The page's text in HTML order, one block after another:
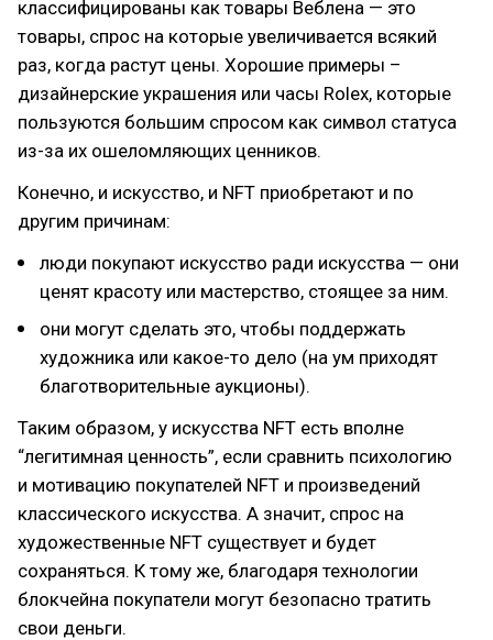
классифицированы как товары Веблена — это
товары, спрос на которые увеличивается всякий
раз, когда растут цены. Хорошие примеры –
дизайнерские украшения или часы Rolex, которые
пользуются большим спросом как символ статуса
из-за их ошеломляющих ценников.
Конечно, и искусство, и NFT приобретают и по
другим причинам:
люди покупают искусство ради искусства — они
ценят красоту или мастерство, стоящее за ним.
они могут сделать это, чтобы поддержать
художника или какое-то дело (на ум приходят
благотворительные аукционы).
Таким образом, у искусства NFT есть вполне
“легитимная ценность”, если сравнить психологию
и мотивацию покупателей NFT и произведений
классического искусства. А значит, спрос на
художественные NFT существует и будет
сохраняться. К тому же, благодаря технологии
блокчейна покупатели могут безопасно тратить
свои деньги.